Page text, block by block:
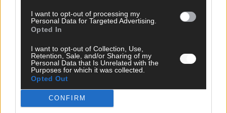
I want to opt-out of processing my
Personal Data for Targeted Advertising.
Opted In
I want to opt-out of Collection, Use,
Retention, Sale, and/or Sharing of my
Personal Data that Is Unrelated with the
Purposes for which it was collected.
Opted Out
CONFIRM
Money Matters
Tipps & Tricks
Brainpower
Specials
Meinung
Streams & Storys
Eurovision